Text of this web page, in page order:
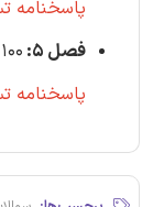
پاسخنامه
فصل 5:
100 سوال ساختمان داده تالیف ایران عرضه با
پاسخنامه